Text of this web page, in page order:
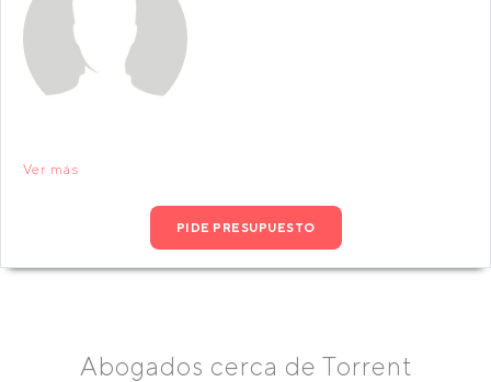
Ver más
PIDE PRESUPUESTO
Abogados cerca de Torrent